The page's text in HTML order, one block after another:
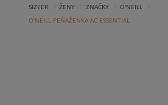
SIZEER ŽENY ZNAČKY O'NEILL
O'NEILL PEŇAŽENKA AC ESSENTIAL